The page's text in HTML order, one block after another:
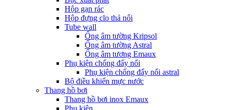
Hộp gạn rác
Hộp đựng clo thả nổi
Tube wall
Ống âm tường Kripsol
Ống âm tường Astral
Ống âm tương Emaux
Phụ kiện chống đẩy nổi
Phụ kiện chống đẩy nổi astral
Bộ điều khiển mực nước
Thang hồ bơi
Thang hồ bơi inox Emaux
Phụ kiện